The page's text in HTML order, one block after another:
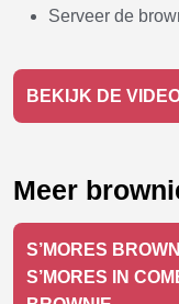
Serveer de
BEKIJK DE
Meer
S’MORES
S’MORES IN